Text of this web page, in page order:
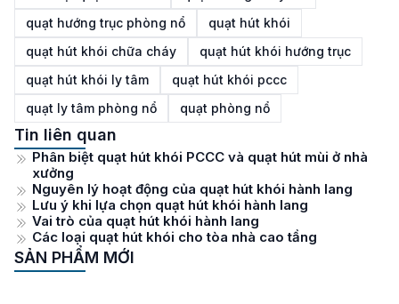
quạt hướng trục phòng nổ
quạt hút khói
quạt hút khói chữa cháy
quạt hút khói hướng trục
quạt hút khói ly tâm
quạt hút khói pccc
quạt ly tâm phòng nổ
quạt phòng nổ
Tin liên quan
Phân biệt quạt hút khói PCCC và quạt hút mùi ở nhà
xưởng
Nguyên lý hoạt động của quạt hút khói hành lang
Lưu ý khi lựa chọn quạt hút khói hành lang
Vai trò của quạt hút khói hành lang
Các loại quạt hút khói cho tòa nhà cao tầng
SẢN PHẨM MỚI